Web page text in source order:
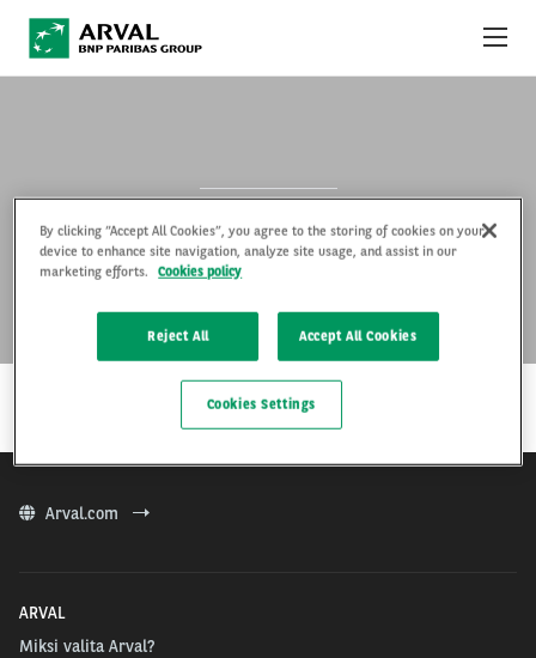
X-TRAIL
Arval.com
ARVAL
Miksi valita Arval?
ARVAL YRITYKSENÄ
By clicking “Accept All Cookies”, you agree to the storing of cookies on your
device to enhance site navigation, analyze site usage, and assist in our
marketing efforts.
Cookies policy
Reject All Accept All Cookies
Cookies Settings